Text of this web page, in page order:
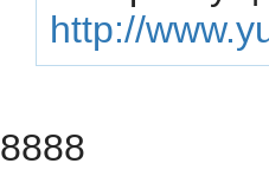
http://
8888